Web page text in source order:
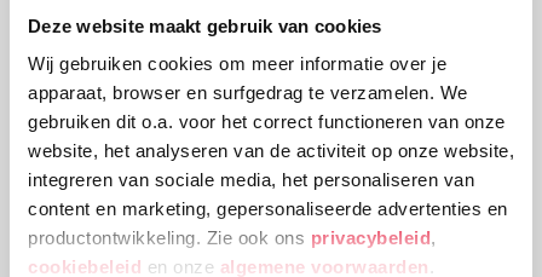
Deze website maakt gebruik van cookies
Wij gebruiken cookies om meer informatie over je
apparaat, browser en surfgedrag te verzamelen. We
gebruiken dit o.a. voor het correct functioneren van onze
website, het analyseren van de activiteit op onze website,
integreren van sociale media, het personaliseren van
content en marketing, gepersonaliseerde advertenties en
productontwikkeling. Zie ook ons privacybeleid,
cookiebeleid en onze algemene voorwaarden .
5 redenen waarom er een Wobbel in jouw
huis zou moeten staan
Wobbels, een prachtig gestileerd object dat binnen
no-time mateloos populair is geworden in Nederland
en ver daarbuiten. Eerlijk gezegd, wij snappen het
wel. Een Wobbel is heel aantrekkelijk voor kinderen.